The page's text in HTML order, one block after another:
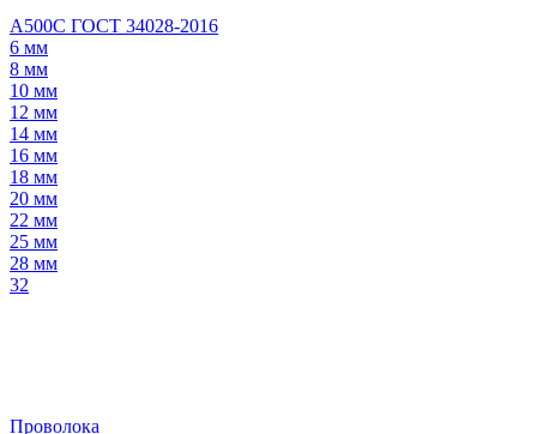
А500С ГОСТ 34028-2016
6 мм
8 мм
10 мм
12 мм
14 мм
16 мм
18 мм
20 мм
22 мм
25 мм
28 мм
32
Проволока